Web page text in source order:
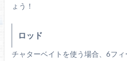
ょう！
ロッド
チャターベイトを使う場合、6フ